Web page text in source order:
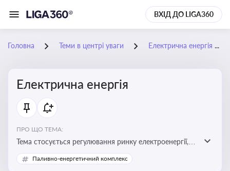
ВХІД ДО LIGA360
Головна Теми в центрі уваги Електрична енергія
Електрична енергія
ПРО ЩО ТЕМА:
Тема стосується регулювання ринку електроенергії,
включаючи її виробництво, постачання та фінансові
стимули для відновлюваної енергетики
Паливно-енергетичний комплекс